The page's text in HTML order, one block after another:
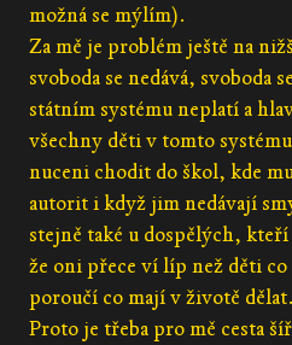
možná se mýlím).
Za mě je problém ještě na
svoboda se nedává, svoboda
státním systému neplatí a
všechny děti v tomto
nuceni chodit do škol, kde
autorit i když jim nedávají
stejně také u dospělých,
že oni přece ví líp než děti
poroučí co mají v životě dělat.
Proto je třeba pro mě cesta